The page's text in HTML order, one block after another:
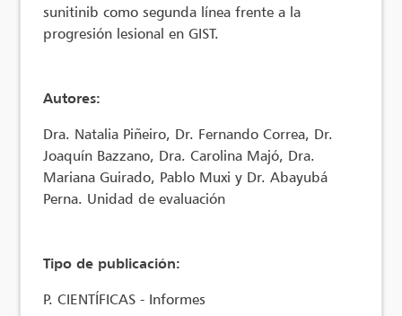
sunitinib como segunda línea frente a la
progresión lesional en GIST.
Autores:
Dra. Natalia Piñeiro, Dr. Fernando Correa, Dr.
Joaquín Bazzano, Dra. Carolina Majó, Dra.
Mariana Guirado, Pablo Muxi y Dr. Abayubá
Perna. Unidad de evaluación
Tipo de publicación:
P. CIENTÍFICAS - Informes